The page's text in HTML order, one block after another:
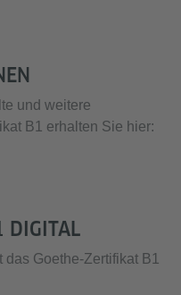
und weitere
B1 erhalten Sie hier:
DIGITAL
Goethe-Zertifikat B1